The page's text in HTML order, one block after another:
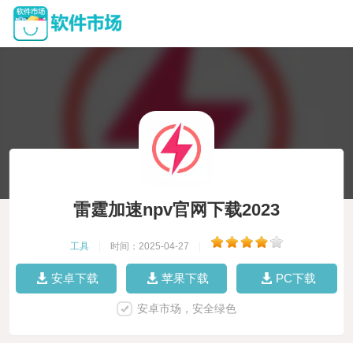
雷霆加速npv官网下载2023
工具 时间：2025-04-27
安卓下载 苹果下载 PC下载
安卓市场，安全绿色